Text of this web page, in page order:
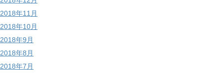
2018年11月
2018年10月
2018年9月
2018年8月
2018年7月